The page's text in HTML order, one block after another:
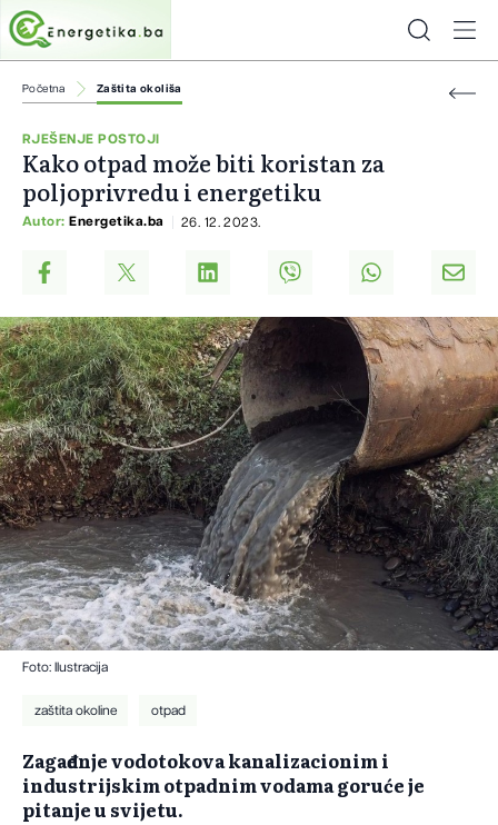
Početna Zaštita okoliša
RJEŠENJE POSTOJI
Kako otpad može biti koristan za
poljoprivredu i energetiku
Autor: Energetika.ba 26. 12. 2023.
Foto: Ilustracija
zaštita okoline otpad
Zagađenje vodotokova kanalizacionim i
industrijskim otpadnim vodama goruće je
pitanje u svijetu.